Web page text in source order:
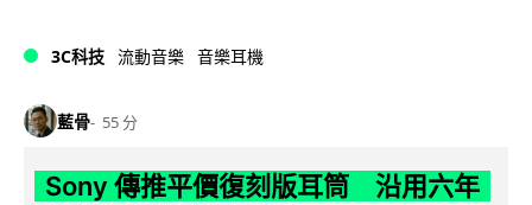
3C科技 流動音樂 音樂耳機
藍骨 55 分
Sony 傳推平價復刻版耳筒 沿用六年